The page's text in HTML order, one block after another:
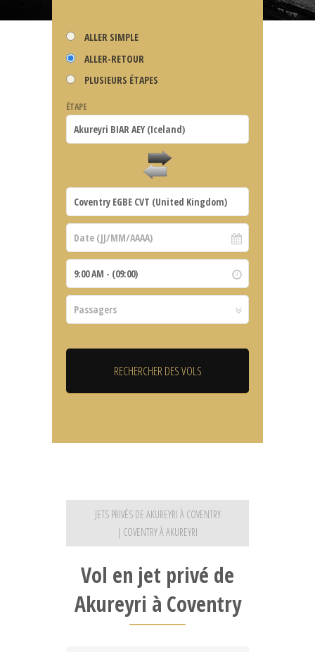
ALLER SIMPLE
ALLER-RETOUR
PLUSIEURS ÉTAPES
ÉTAPE
JETS PRIVÉS DE AKUREYRI À COVENTRY
| COVENTRY À AKUREYRI
Vol en jet privé de
Akureyri à Coventry